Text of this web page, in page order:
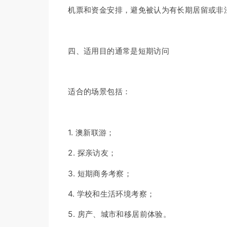
机票和资金安排，避免被认为有长期居留或非
四、适用目的通常是短期访问
适合的场景包括：
1. 澳新联游；
2. 探亲访友；
3. 短期商务考察；
4. 学校和生活环境考察；
5. 房产、城市和移居前体验。